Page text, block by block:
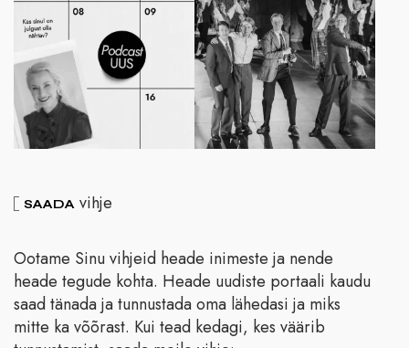
SAADA vihje
Ootame Sinu vihjeid heade inimeste ja nende
heade tegude kohta. Heade uudiste portaali kaudu
saad tänada ja tunnustada oma lähedasi ja miks
mitte ka võõrast. Kui tead kedagi, kes väärib